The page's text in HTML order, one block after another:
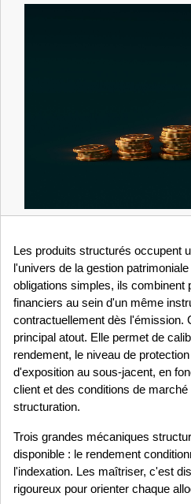
Les produits structurés occupent
l'univers de la gestion
obligations simples, ils combinent
financiers au sein d'un même
contractuellement dès l'émission.
principal atout. Elle permet de
rendement, le niveau de
d'exposition au sous-jacent, en
client et des conditions de
structuration.
Trois grandes mécaniques
disponible : le rendement
l'indexation. Les maîtriser, c'est
rigoureux pour orienter chaque